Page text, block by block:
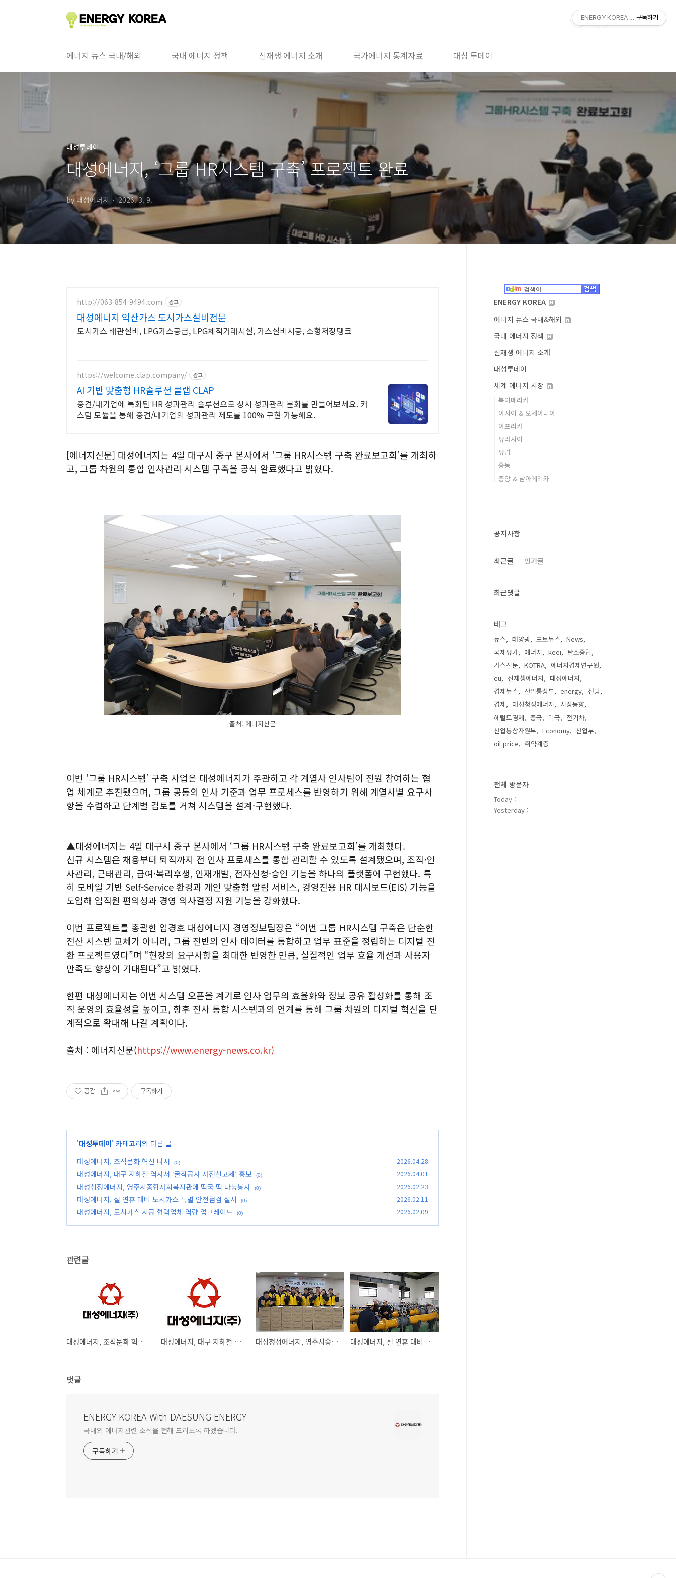
에너지 뉴스 국내/해외 국내 에너지 정책 신재생 에너지 소개 국가에너지 통계자료 대성 투데이
대성투데이
대성에너지, ‘그룹 HR시스템 구축’ 프로젝트 완료
by 대성에너지 2026. 3. 9.
http://063-854-9494.com 광고
대성에너지 익산가스 도시가스설비전문
도시가스 배관설비, LPG가스공급, LPG체적거래시설, 가스설비시공, 소형저장탱크
https://welcome.clap.company/ 광고
AI 기반 맞춤형 HR솔루션 클랩 CLAP
중견/대기업에 특화된 HR 성과관리 솔루션으로 상시 성과관리 문화를 만들어보세요. 커
스텀 모듈을 통해 중견/대기업의 성과관리 제도를 100% 구현 가능해요.
[에너지신문] 대성에너지는 4일 대구시 중구 본사에서 ‘그룹 HR시스템 구축 완료보고회’를 개최하
고, 그룹 차원의 통합 인사관리 시스템 구축을 공식 완료했다고 밝혔다.
출처: 에너지신문
이번 ‘그룹 HR시스템’ 구축 사업은 대성에너지가 주관하고 각 계열사 인사팀이 전원 참여하는 협
업 체계로 추진됐으며, 그룹 공통의 인사 기준과 업무 프로세스를 반영하기 위해 계열사별 요구사
항을 수렴하고 단계별 검토를 거쳐 시스템을 설계·구현했다.
▲대성에너지는 4일 대구시 중구 본사에서 ‘그룹 HR시스템 구축 완료보고회’를 개최했다.
신규 시스템은 채용부터 퇴직까지 전 인사 프로세스를 통합 관리할 수 있도록 설계됐으며, 조직·인
사관리, 근태관리, 급여·복리후생, 인재개발, 전자신청·승인 기능을 하나의 플랫폼에 구현했다. 특
히 모바일 기반 Self-Service 환경과 개인 맞춤형 알림 서비스, 경영진용 HR 대시보드(EIS) 기능을
도입해 임직원 편의성과 경영 의사결정 지원 기능을 강화했다.
이번 프로젝트를 총괄한 임경호 대성에너지 경영정보팀장은 “이번 그룹 HR시스템 구축은 단순한
전산 시스템 교체가 아니라, 그룹 전반의 인사 데이터를 통합하고 업무 표준을 정립하는 디지털 전
환 프로젝트였다”며 “현장의 요구사항을 최대한 반영한 만큼, 실질적인 업무 효율 개선과 사용자
만족도 향상이 기대된다”고 밝혔다.
한편 대성에너지는 이번 시스템 오픈을 계기로 인사 업무의 효율화와 정보 공유 활성화를 통해 조
직 운영의 효율성을 높이고, 향후 전사 통합 시스템과의 연계를 통해 그룹 차원의 디지털 혁신을 단
계적으로 확대해 나갈 계획이다.
출처 : 에너지신문(https://www.energy-news.co.kr)
공감 구독하기
'대성투데이' 카테고리의 다른 글
대성에너지, 조직문화 혁신 나서
(0) 2026.04.28
대성에너지, 대구 지하철 역사서 ‘굴착공사 사전신고제’ 홍보 (0) 2026.04.01
대성청정에너지, 영주시종합사회복지관에 떡국 떡 나눔봉사 (0) 2026.02.23
대성에너지, 설 연휴 대비 도시가스 특별 안전점검 실시 (0) 2026.02.11
대성에너지, 도시가스 시공 협력업체 역량 업그레이드 (0) 2026.02.09
관련글
대성에너지, 조직문화 혁신 나서 대성에너지, 대구 지하철 역사서 ‘굴착공사 사전신고제’ 홍보 대성청정에너지, 영주시종합사회복지관에 떡국 떡 나눔봉사 대성에너지, 설 연휴 대비 도시가스 특별 안전점검 실시
댓글
ENERGY KOREA With DAESUNG ENERGY
국내외 에너지관련 소식을 전해 드리도록 하겠습니다.
구독하기
ENERGY KOREA
에너지 뉴스 국내&해외
국내 에너지 정책
신재생 에너지 소개
대성투데이
세계 에너지 시장
북아메리카
아시아 & 오세아니아
아프리카
유라시아
유럽
중동
중앙 & 남아메리카
공지사항
최근글 인기글
최근댓글
태그
뉴스 태양광 포토뉴스
News
국제유가
에너지 keei
탄소중립
가스신문
KOTRA
에너지경제연구원
eu
신재생에너지
대성에너지
경제뉴스
산업통상부 energy
전망
경제
대성청정에너지
시장동향
헤럴드경제
중국 미국
전기차
산업통상자원부
Economy
산업부
oil price
취약계층
전체 방문자
Today :
Yesterday :
ENERGY KOREA With DAESUNG
구독하기